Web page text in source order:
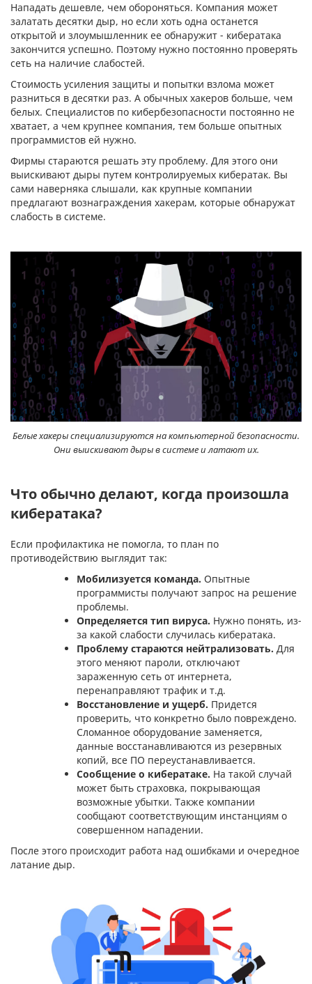
Нападать дешевле, чем обороняться. Компания может
залатать десятки дыр, но если хоть одна останется
открытой и злоумышленник ее обнаружит - кибератака
закончится успешно. Поэтому нужно постоянно проверять
сеть на наличие слабостей.
Стоимость усиления защиты и попытки взлома может
разниться в десятки раз. А обычных хакеров больше, чем
белых. Специалистов по кибербезопасности постоянно не
хватает, а чем крупнее компания, тем больше опытных
программистов ей нужно.
Фирмы стараются решать эту проблему. Для этого они
выискивают дыры путем контролируемых кибератак. Вы
сами наверняка слышали, как крупные компании
предлагают вознаграждения хакерам, которые обнаружат
слабость в системе.
Белые хакеры специализируются на компьютерной безопасности.
Они выискивают дыры в системе и латают их.
Что обычно делают, когда произошла
кибератака?
Если профилактика не помогла, то план по
противодействию выглядит так:
Мобилизуется команда. Опытные
программисты получают запрос на решение
проблемы.
Определяется тип вируса. Нужно понять, из-
за какой слабости случилась кибератака.
Проблему стараются нейтрализовать. Для
этого меняют пароли, отключают
зараженную сеть от интернета,
перенаправляют трафик и т.д.
Восстановление и ущерб. Придется
проверить, что конкретно было повреждено.
Сломанное оборудование заменяется,
данные восстанавливаются из резервных
копий, все ПО переустанавливается.
Сообщение о кибератаке. На такой случай
может быть страховка, покрывающая
возможные убытки. Также компании
сообщают соответствующим инстанциям о
совершенном нападении.
После этого происходит работа над ошибками и очередное
латание дыр.